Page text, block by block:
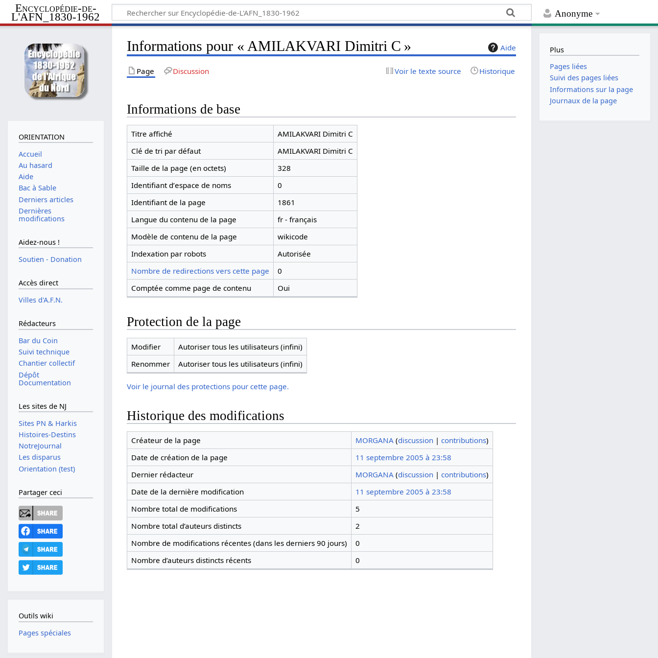
Anonyme
Encyclopédie-de-
L'AFN_1830-1962
Aide
Informations pour « AMILAKVARI Dimitri C »
Page Discussion Voir le texte source Historique
Informations de base
Titre affiché
AMILAKVARI Dimitri C
Clé de tri par défaut
AMILAKVARI Dimitri C
Taille de la page (en octets)
328
Identifiant dʼespace de noms
0
Identifiant de la page
1861
Langue du contenu de la page
fr - français
Modèle de contenu de la page
wikicode
Indexation par robots
Autorisée
Nombre de redirections vers cette page
0
Comptée comme page de contenu
Oui
Protection de la page
Modifier
Autoriser tous les utilisateurs (infini)
Renommer
Autoriser tous les utilisateurs (infini)
Voir le journal des protections pour cette page.
Historique des modifications
Créateur de la page MORGANA (discussion| contributions)
Date de création de la page
11 septembre 2005 à 23:58
Dernier rédacteur
MORGANA (discussion| contributions)
Date de la dernière modification
11 septembre 2005 à 23:58
Nombre total de modifications
5
Nombre total d’auteurs distincts
2
Nombre de modifications récentes (dans les derniers 90 jours)
0
Nombre d’auteurs distincts récents
0
ORIENTATION
Accueil
Au hasard
Aide
Bac à Sable
Derniers articles
Dernières
modifications
Aidez-nous !
Soutien - Donation
Accès direct
Villes d'A.F.N.
Rédacteurs
Bar du Coin
Suivi technique
Chantier collectif
Dépôt
Documentation
Les sites de NJ
Sites PN & Harkis
Histoires-Destins
NotreJournal
Les disparus
Orientation (test)
Partager ceci
Outils wiki
Pages spéciales
Plus
Pages liées
Suivi des pages liées
Informations sur la page
Journaux de la page